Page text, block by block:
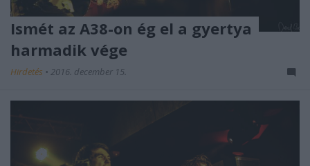
Ismét az A38-on ég el a gyertya
harmadik vége
Hirdetés • 2016. december 15.